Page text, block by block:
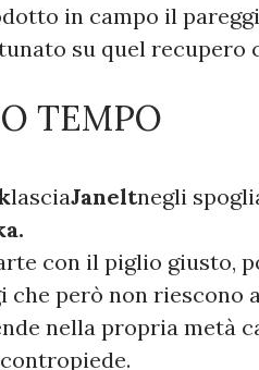
in campo il
su quel recupero
TEMPO
lasciaJaneltnegli
con il piglio giusto,
che però non riescono
nella propria metà